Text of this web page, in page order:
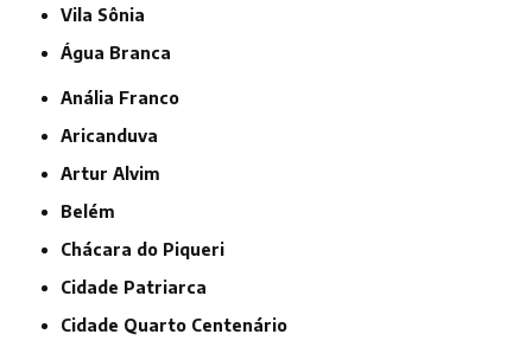
Vila Sônia
Água Branca
Anália Franco
Aricanduva
Artur Alvim
Belém
Chácara do Piqueri
Cidade Patriarca
Cidade Quarto Centenário